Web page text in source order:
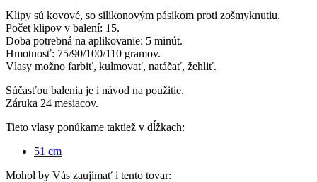
Klipy sú kovové, so silikonovým pásikom proti zošmyknutiu.
Počet klipov v balení: 15.
Doba potrebná na aplikovanie: 5 minút.
Hmotnosť: 75/90/100/110 gramov.
Vlasy možno farbiť, kulmovať, natáčať, žehliť.
Súčasťou balenia je i návod na použitie.
Záruka 24 mesiacov.
Tieto vlasy ponúkame taktiež v dĺžkach:
51 cm
Mohol by Vás zaujímať i tento tovar: